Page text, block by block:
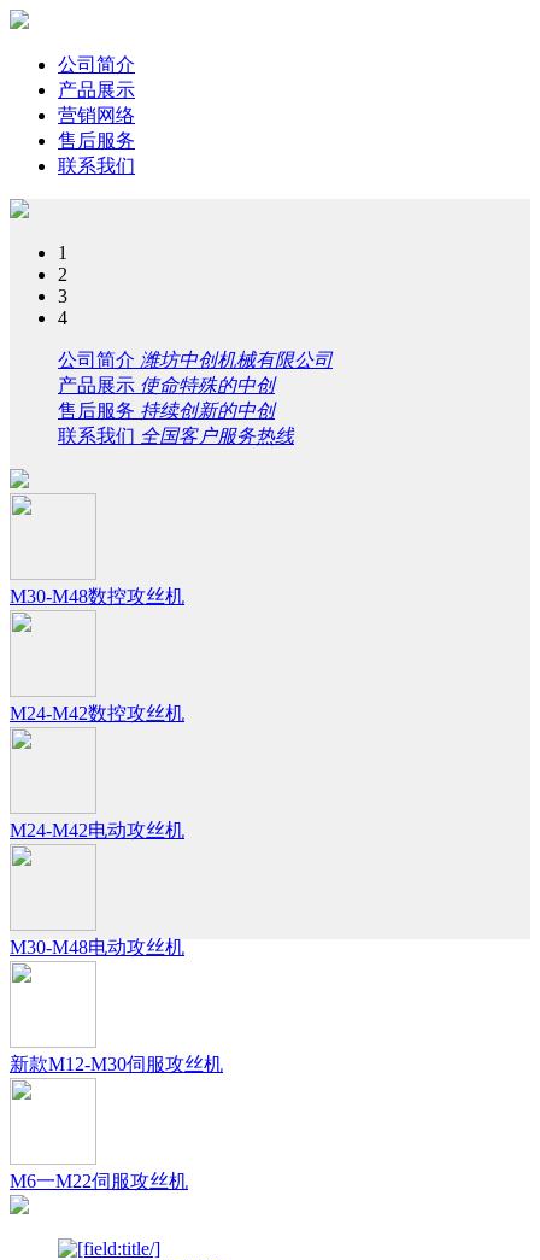
公司简介
产品展示
营销网络
售后服务
联系我们
1
2
3
4
公司简介 潍坊中创机械有限公司
产品展示 使命特殊的中创
售后服务 持续创新的中创
联系我们 全国客户服务热线
M30-M48数控攻丝机
M24-M42数控攻丝机
M24-M42电动攻丝机
M30-M48电动攻丝机
新款M12-M30伺服攻丝机
M6一M22伺服攻丝机